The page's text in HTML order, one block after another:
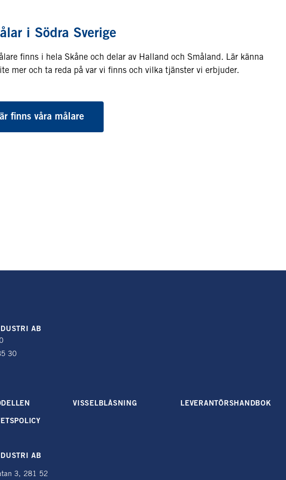
i Södra Sverige
finns i hela Skåne och delar av Halland och Småland. Lär känna
mer och ta reda på var vi finns och vilka tjänster vi erbjuder.
finns våra målare
AB
30
VISSELBLÅSNING LEVERANTÖRSHANDBOK
AB
3, 281 52